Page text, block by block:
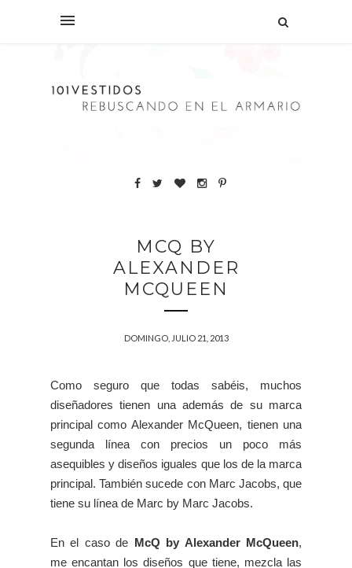
MCQ BY
ALEXANDER
MCQUEEN
DOMINGO, JULIO 21, 2013
Como seguro que todas sabéis, muchos
diseñadores tienen una además de su marca
principal como Alexander McQueen, tienen una
segunda línea con precios un poco más
asequibles y diseños iguales que los de la marca
principal. También sucede con Marc Jacobs, que
tiene su línea de Marc by Marc Jacobs.
En el caso de McQ by Alexander McQueen,
me encantan los diseños que tiene, mezcla las